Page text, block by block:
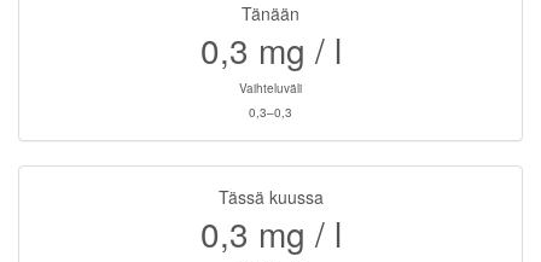
Tänään
0,3 mg / l
Vaihteluväli
0,3–0,3
Tässä kuussa
0,3 mg / l